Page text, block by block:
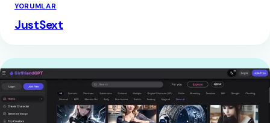
YORUMLAR
JustSext